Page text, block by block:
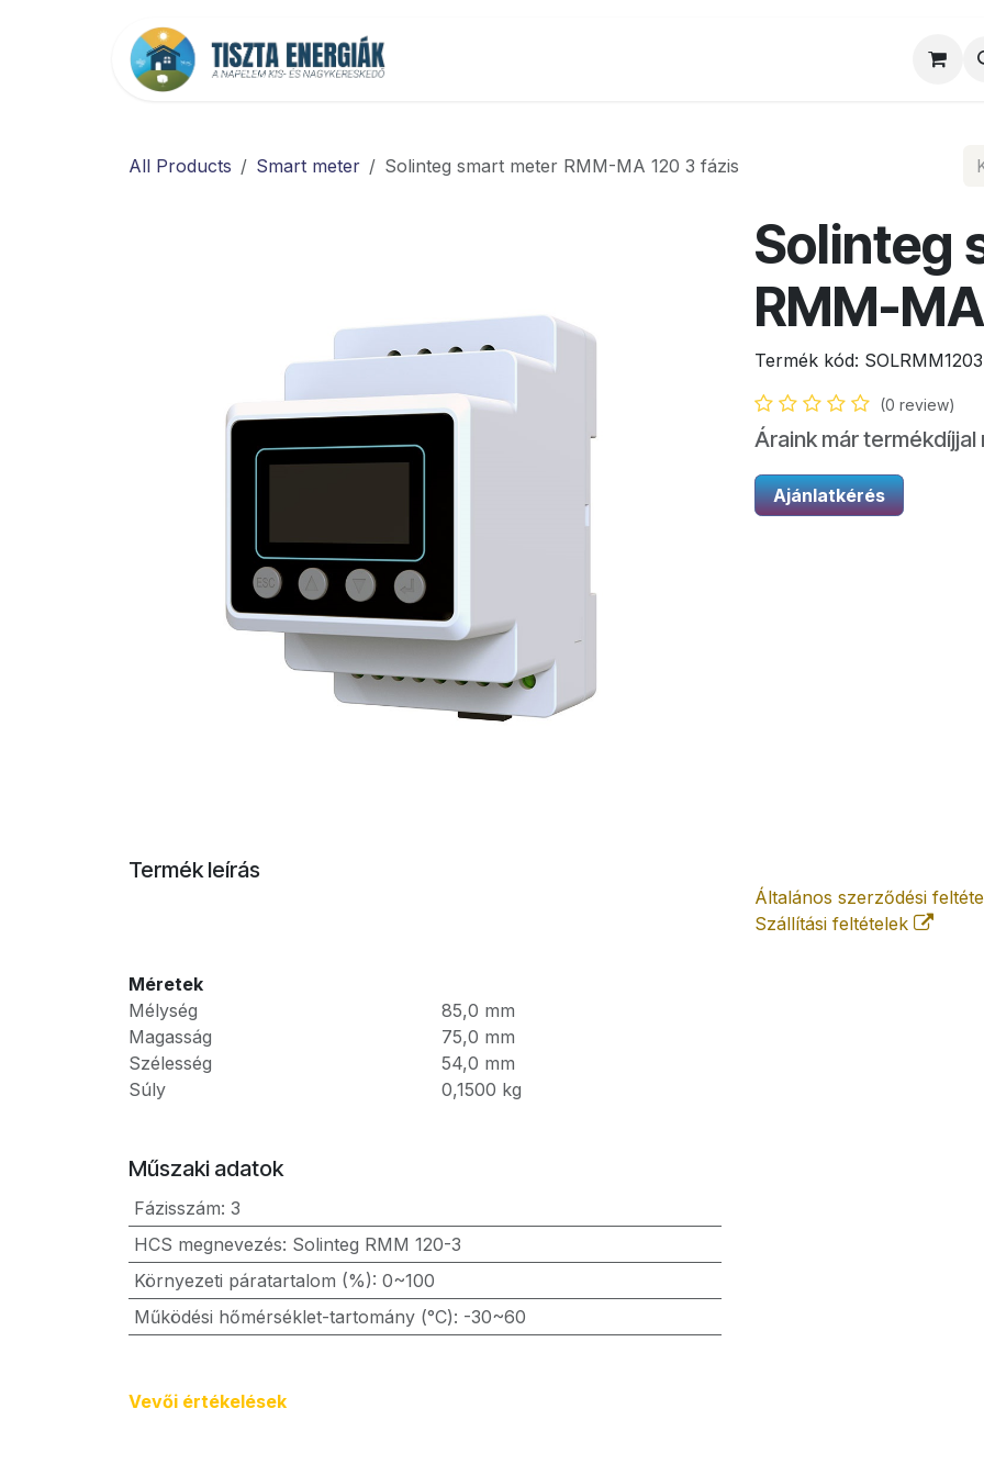
All Products Smart meter Solinteg smart meter RMM-MA 120 3 fázis
Solinteg
RMM-
Termék kód:
(0 review)
Áraink már
Ajánlatkérés
Termék leírás
Méretek
Mélység
85,0 mm
Magasság
75,0 mm
Szélesség
54,0 mm
Súly
0,1500 kg
Műszaki adatok
Fázisszám: 3
HCS megnevezés: Solinteg RMM 120-3
Környezeti páratartalom (%): 0~100
Működési hőmérséklet-tartomány (°C): -30~60
Általános szerződési
Szállítási feltételek
Vevői értékel​ések